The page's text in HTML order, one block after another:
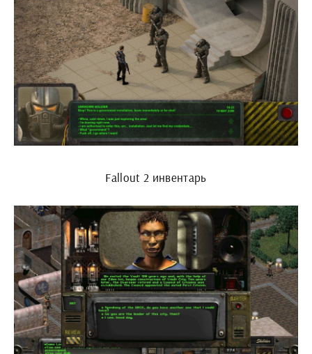
Fallout 2 инвентарь